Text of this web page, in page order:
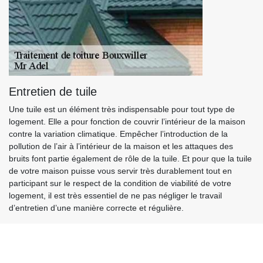
Entretien de tuile
Une tuile est un élément très indispensable pour tout type de
logement. Elle a pour fonction de couvrir l’intérieur de la maison
contre la variation climatique. Empêcher l’introduction de la
pollution de l’air à l’intérieur de la maison et les attaques des
bruits font partie également de rôle de la tuile. Et pour que la tuile
de votre maison puisse vous servir très durablement tout en
participant sur le respect de la condition de viabilité de votre
logement, il est très essentiel de ne pas négliger le travail
d’entretien d’une manière correcte et régulière.